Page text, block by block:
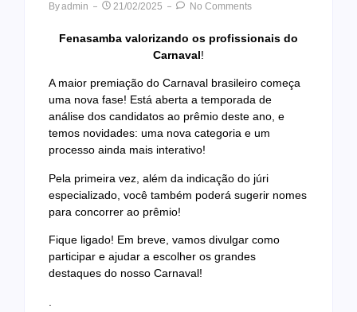
ByAdmin 21/02/2025 No Comments
Fenasamba valorizando os profissionais do
Carnaval!
A maior premiação do Carnaval brasileiro começa
uma nova fase! Está aberta a temporada de
análise dos candidatos ao prêmio deste ano, e
temos novidades: uma nova categoria e um
processo ainda mais interativo!
Pela primeira vez, além da indicação do júri
especializado, você também poderá sugerir nomes
para concorrer ao prêmio!
Fique ligado! Em breve, vamos divulgar como
participar e ajudar a escolher os grandes
destaques do nosso Carnaval!